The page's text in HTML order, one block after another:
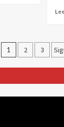
de
entradas
1 2 3